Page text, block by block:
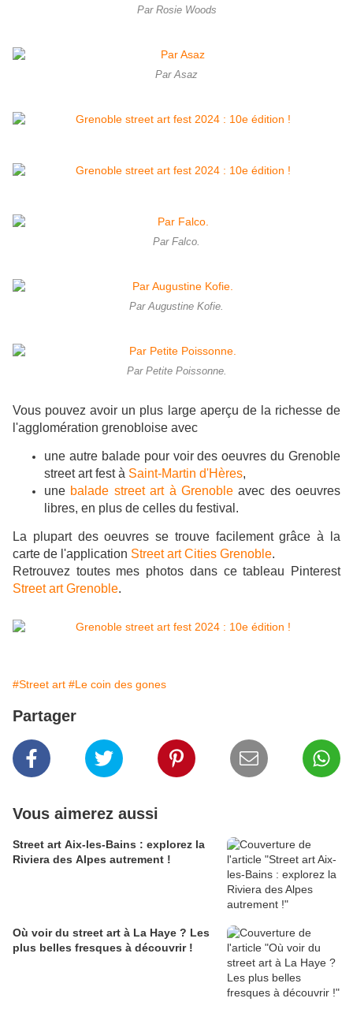
Par Rosie Woods
Par Asaz
Par Falco.
Par Augustine Kofie.
Par Petite Poissonne.
Vous pouvez avoir un plus large aperçu de la richesse de
l'agglomération grenobloise avec
une autre balade pour voir des oeuvres du Grenoble
street art fest à Saint-Martin d'Hères,
une balade street art à Grenobleavec des oeuvres
libres, en plus de celles du festival.
La plupart des oeuvres se trouve facilement grâce à la
carte de l'application Street art Cities Grenoble.
Retrouvez toutes mes photos dans ce tableau Pinterest
Street art Grenoble.
#Street art #Le coin des gones
Partager
Vous aimerez aussi
Street art Aix-les-Bains : explorez la
Riviera des Alpes autrement !
Où voir du street art à La Haye ? Les
plus belles fresques à découvrir !